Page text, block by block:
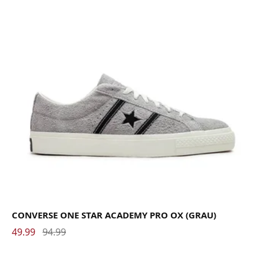
CONVERSE ONE STAR ACADEMY PRO OX (GRAU)
49.99 94.99